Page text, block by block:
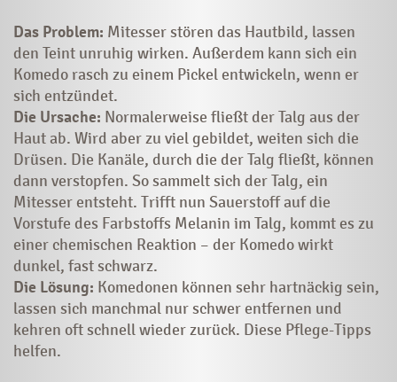
Das Problem: Mitesser stören das Hautbild, lassen
den Teint unruhig wirken. Außerdem kann sich ein
Komedo rasch zu einem Pickel ent­wickeln, wenn er
sich entzündet.
Die Ursache: Normalerweise fließt der Talg aus der
Haut ab. Wird aber zu viel gebildet, weiten sich die
Drüsen. Die Kanäle, durch die der Talg fließt, können
dann verstopfen. So sammelt sich der Talg, ein
Mitesser entsteht. Trifft nun Sauerstoff auf die
Vorstufe des Farbstoffs Melanin im Talg, kommt es zu
einer chemischen Reaktion – der Komedo wirkt
dunkel, fast schwarz.
Die Lösung: Komedonen können sehr hartnäckig sein,
lassen sich manchmal nur schwer entfernen und
kehren oft schnell wieder zurück. Diese Pflege-Tipps
helfen.